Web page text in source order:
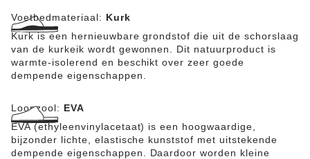
Voetbedmateriaal: Kurk
Kurk is een hernieuwbare grondstof die uit de schorslaag
van de kurkeik wordt gewonnen. Dit natuurproduct is
warmte-isolerend en beschikt over zeer goede
dempende eigenschappen.
Loopzool: EVA
EVA (ethyleenvinylacetaat) is een hoogwaardige,
bijzonder lichte, elastische kunststof met uitstekende
dempende eigenschappen. Daardoor worden kleine